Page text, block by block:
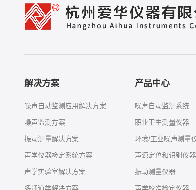
解决方案
噪声自动监测应用解决方案
噪声监测方案
振动测量解决方案
声学仪器检定系统方案
声学实验室解决方案
多通道类解决方案
产品中心
噪声自动监测系统
职业卫生测量仪器
环境/工业噪声测量
声源定位和识别仪器
振动测量仪器
声学校准检定仪器